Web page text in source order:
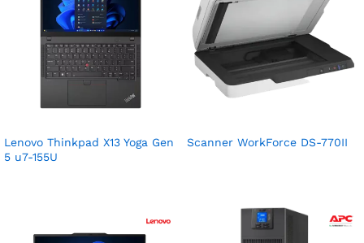
Lenovo Thinkpad X13 Yoga Gen
5 u7-155U
Scanner WorkForce DS-770II